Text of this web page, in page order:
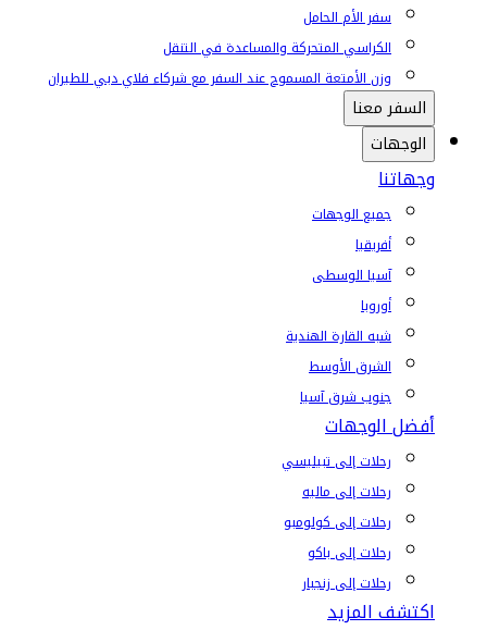
سفر الأم الحامل
الكراسي المتحركة والمساعدة في التنقل
وزن الأمتعة المسموح عند السفر مع شركاء فلاي دبي للطيران
السفر معنا
الوجهات
وجهاتنا
جميع الوجهات
أفريقيا
آسيا الوسطى
أوروبا
شبه القارة الهندية
الشرق الأوسط
جنوب شرق آسيا
أفضل الوجهات
رحلات إلى تبيليسي
رحلات إلى ماليه
رحلات إلى كولومبو
رحلات إلى باكو
رحلات إلى زنجبار
اكتشف المزيد